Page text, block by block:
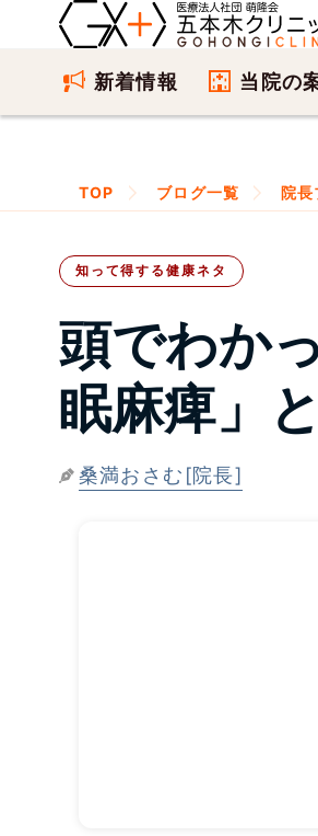
新着情報 当院の
TOP ブログ一覧 院長
知って得する健康ネタ
頭でわか
眠麻痺」
桑満おさむ[院長]